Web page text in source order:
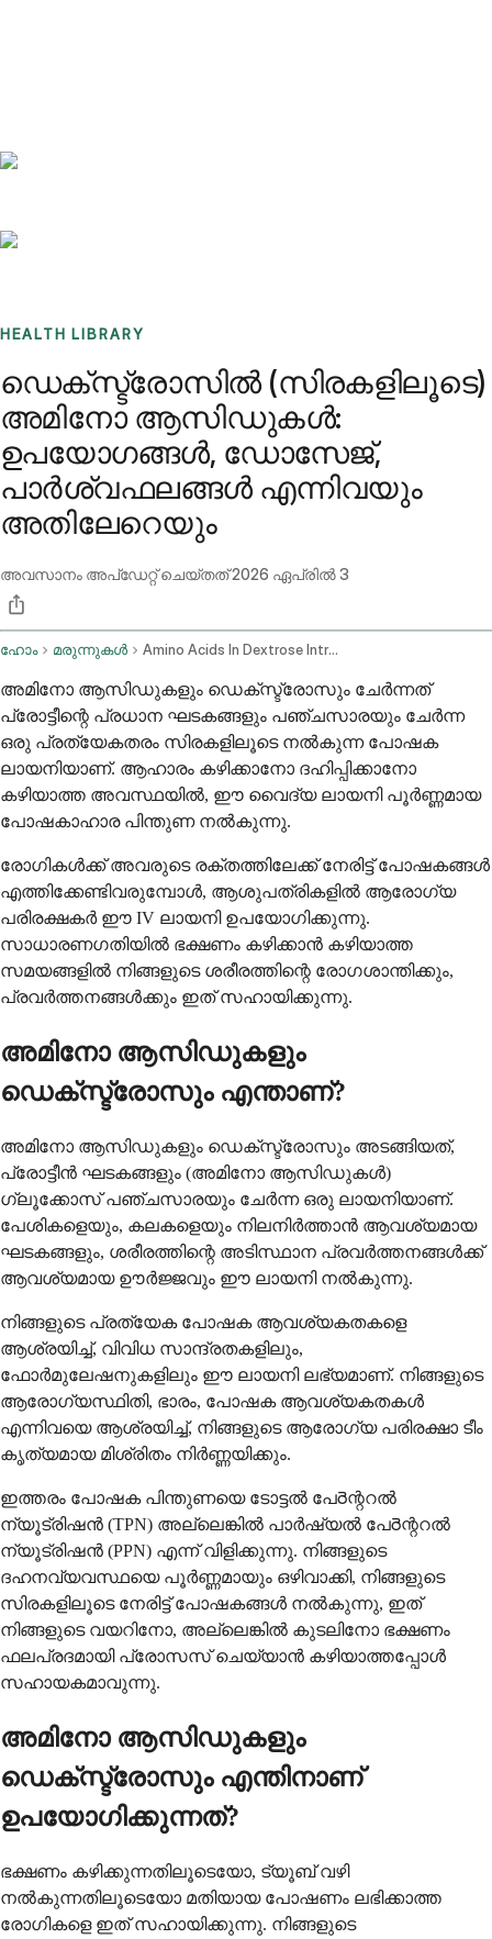
HEALTH LIBRARY
ഡെക്സ്ട്രോസിൽ (സിരകളിലൂടെ)
അമിനോ ആസിഡുകൾ:
ഉപയോഗങ്ങൾ, ഡോസേജ്,
പാർശ്വഫലങ്ങൾ എന്നിവയും
അതിലേറെയും
അവസാനം അപ്ഡേറ്റ് ചെയ്തത്2026 ഏപ്രിൽ 3
ഹോം മരുന്നുകൾ Amino Acids In Dextrose Intravenous Route
അമിനോ ആസിഡുകളും ഡെക്സ്ട്രോസും ചേർന്നത്
പ്രോട്ടീന്റെ പ്രധാന ഘടകങ്ങളും പഞ്ചസാരയും ചേർന്ന
ഒരു പ്രത്യേകതരം സിരകളിലൂടെ നൽകുന്ന പോഷക
ലായനിയാണ്. ആഹാരം കഴിക്കാനോ ദഹിപ്പിക്കാനോ
കഴിയാത്ത അവസ്ഥയിൽ, ഈ വൈദ്യ ലായനി പൂർണ്ണമായ
പോഷകാഹാര പിന്തുണ നൽകുന്നു.
രോഗികൾക്ക് അവരുടെ രക്തത്തിലേക്ക് നേരിട്ട് പോഷകങ്ങൾ
എത്തിക്കേണ്ടിവരുമ്പോൾ, ആശുപത്രികളിൽ ആരോഗ്യ
പരിരക്ഷകർ ഈ IV ലായനി ഉപയോഗിക്കുന്നു.
സാധാരണഗതിയിൽ ഭക്ഷണം കഴിക്കാൻ കഴിയാത്ത
സമയങ്ങളിൽ നിങ്ങളുടെ ശരീരത്തിന്റെ രോഗശാന്തിക്കും,
പ്രവർത്തനങ്ങൾക്കും ഇത് സഹായിക്കുന്നു.
അമിനോ ആസിഡുകളും
ഡെക്സ്ട്രോസും എന്താണ്?
അമിനോ ആസിഡുകളും ഡെക്സ്ട്രോസും അടങ്ങിയത്,
പ്രോട്ടീൻ ഘടകങ്ങളും (അമിനോ ആസിഡുകൾ)
ഗ്ലൂക്കോസ് പഞ്ചസാരയും ചേർന്ന ഒരു ലായനിയാണ്.
പേശികളെയും, കലകളെയും നിലനിർത്താൻ ആവശ്യമായ
ഘടകങ്ങളും, ശരീരത്തിന്റെ അടിസ്ഥാന പ്രവർത്തനങ്ങൾക്ക്
ആവശ്യമായ ഊർജ്ജവും ഈ ലായനി നൽകുന്നു.
നിങ്ങളുടെ പ്രത്യേക പോഷക ആവശ്യകതകളെ
ആശ്രയിച്ച്, വിവിധ സാന്ദ്രതകളിലും,
ഫോർമുലേഷനുകളിലും ഈ ലായനി ലഭ്യമാണ്. നിങ്ങളുടെ
ആരോഗ്യസ്ഥിതി, ഭാരം, പോഷക ആവശ്യകതകൾ
എന്നിവയെ ആശ്രയിച്ച്, നിങ്ങളുടെ ആരോഗ്യ പരിരക്ഷാ ടീം
കൃത്യമായ മിശ്രിതം നിർണ്ണയിക്കും.
ഇത്തരം പോഷക പിന്തുണയെ ടോട്ടൽ പേరెന്ററൽ
ന്യൂട്രിഷൻ (TPN) അല്ലെങ്കിൽ പാർഷ്യൽ പേరెന്ററൽ
ന്യൂട്രിഷൻ (PPN) എന്ന് വിളിക്കുന്നു. നിങ്ങളുടെ
ദഹനവ്യവസ്ഥയെ പൂർണ്ണമായും ഒഴിവാക്കി, നിങ്ങളുടെ
സിരകളിലൂടെ നേരിട്ട് പോഷകങ്ങൾ നൽകുന്നു, ഇത്
നിങ്ങളുടെ വയറിനോ, അല്ലെങ്കിൽ കുടലിനോ ഭക്ഷണം
ഫലപ്രദമായി പ്രോസസ് ചെയ്യാൻ കഴിയാത്തപ്പോൾ
സഹായകമാവുന്നു.
അമിനോ ആസിഡുകളും
ഡെക്സ്ട്രോസും എന്തിനാണ്
ഉപയോഗിക്കുന്നത്?
ഭക്ഷണം കഴിക്കുന്നതിലൂടെയോ, ട്യൂബ് വഴി
നൽകുന്നതിലൂടെയോ മതിയായ പോഷണം ലഭിക്കാത്ത
രോഗികളെ ഇത് സഹായിക്കുന്നു. നിങ്ങളുടെ